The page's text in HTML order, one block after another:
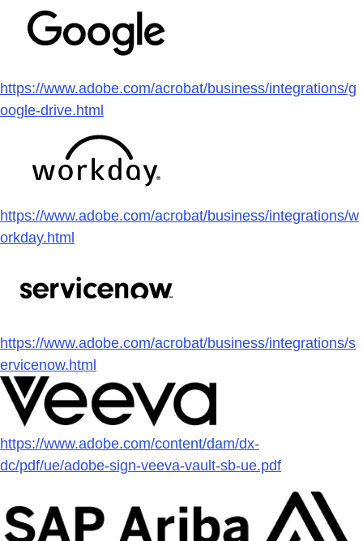
https://www.adobe.com/acrobat/business/integrations/g
oogle-drive.html
https://www.adobe.com/acrobat/business/integrations/w
orkday.html
https://www.adobe.com/acrobat/business/integrations/s
ervicenow.html
https://www.adobe.com/content/dam/dx-
dc/pdf/ue/adobe-sign-veeva-vault-sb-ue.pdf